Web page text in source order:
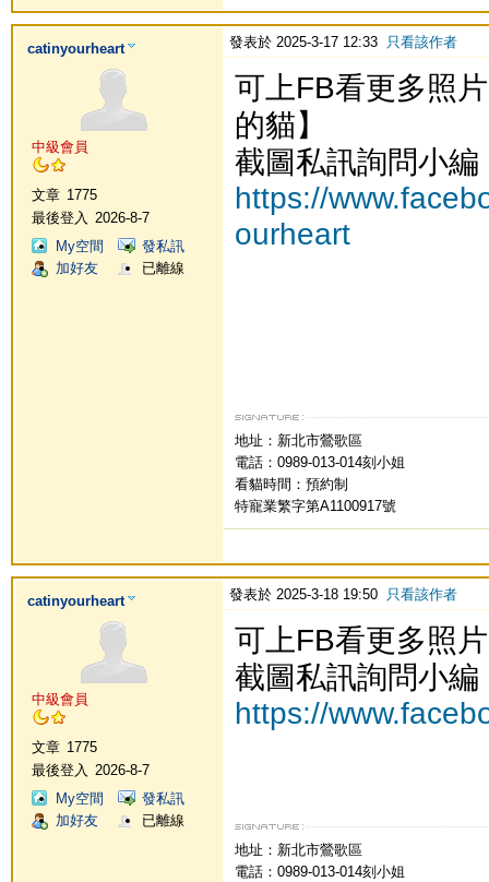
catinyourheart
中級會員
文章 1775
最後登入
2026-8-7
My空間
發私訊
加好友
已離線
發表於 2025-3-17 12:33 只看該作者
可上FB看更多照
的貓】
截圖私訊詢問小編
https://
ourheart
地址：新北市鶯歌區
電話：0989-013-014刻小姐
看貓時間：預約制
特寵業繁字第A1100917號
catinyourheart
中級會員
文章 1775
最後登入
2026-8-7
My空間
發私訊
加好友
已離線
發表於 2025-3-18 19:50 只看該作者
可上FB看更多照
截圖私訊詢問小編
https://
地址：新北市鶯歌區
電話：0989-013-014刻小姐